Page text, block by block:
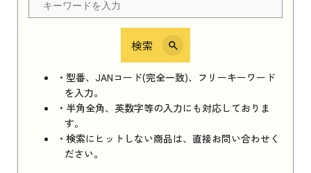
検索
・型番、JANコード(完全一致)、フリーキーワード
を入力。
・半角全角、英数字等の入力にも対応しておりま
す。
・検索にヒットしない商品は、直接お問い合わせく
ださい。
iPhone 16e シリーズ 2025
iPhone 16e シリーズ 2025 新品買取価格はこち
ら
iPad 11インチ 2025年春モデル